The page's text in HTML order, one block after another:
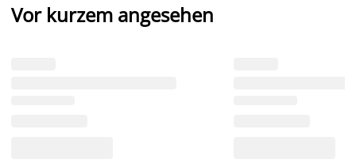
Vor kurzem angesehen